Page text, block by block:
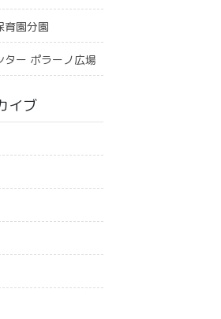
育園分園
ー ポラーノ広場
イブ